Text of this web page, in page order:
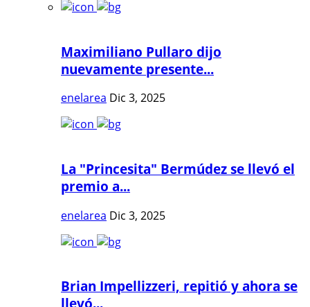
Maximiliano Pullaro dijo
nuevamente presente...
enelarea Dic 3, 2025
La "Princesita" Bermúdez se llevó el
premio a...
enelarea Dic 3, 2025
Brian Impellizzeri, repitió y ahora se
llevó...